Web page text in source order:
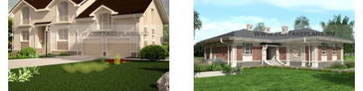
небольших загородных домов до больших
дворцовых резиденций. Мы предлагаем проекты
домов и коттеджей с пирамидальной крышей,
которые могут быть адаптированы к вашим